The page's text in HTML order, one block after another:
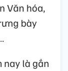
Văn hóa,
bày
nay là gắn